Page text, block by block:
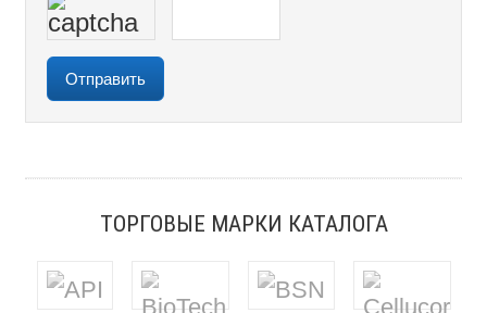
ТОРГОВЫЕ МАРКИ КАТАЛОГА